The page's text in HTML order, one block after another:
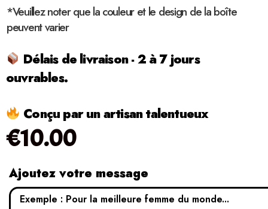
*Veuillez noter que la couleur et le design de la boîte
peuvent varier
Délais de livraison - 2 à 7 jours
ouvrables.
Conçu par un artisan talentueux
€10.00
Ajoutez votre message